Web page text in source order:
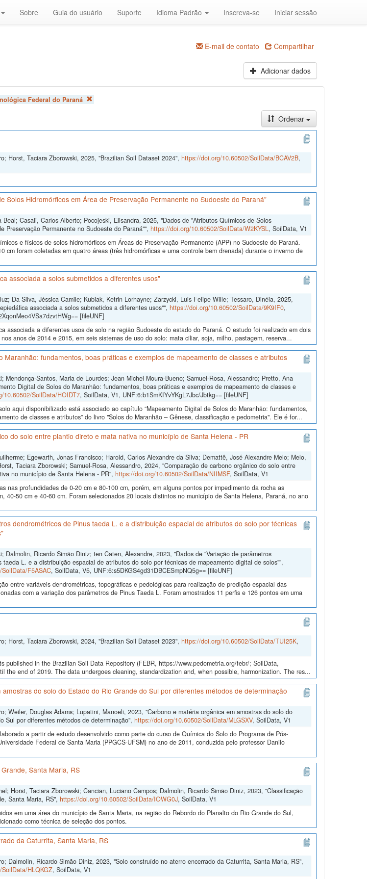
Sobre Guia do usuário Suporte Idioma Padrão Inscreva-se Iniciar sessão
E-mail de contato Compartilhar
Adicionar dados
Federal do Paraná
Ordenar
Horst, Taciara Zborowski, 2025, "Brazilian Soil Dataset 2024", https://doi.org/10.60502/SoilData/BCAV2B,
Solos Hidromórficos em Área de Preservação Permanente no Sudoeste do Paraná"
Beal; Casali, Carlos Alberto; Pocojeski, Elisandra, 2025, "Dados de "Atributos Químicos de Solos
Preservação Permanente no Sudoeste do Paraná"", https://doi.org/10.60502/SoilData/W2KYSL, SoilData, V1
e físicos de solos hidromórficos em Áreas de Preservação Permanente (APP) no Sudoeste do Paraná.
cm foram coletadas em quatro áreas (três hidromórficas e uma controle bem drenada) durante o inverno de
associada a solos submetidos a diferentes usos"
Da Silva, Jéssica Camile; Kubiak, Ketrin Lorhayne; Zarzycki, Luis Felipe Wille; Tessaro, Dinéia, 2025,
associada a solos submetidos a diferentes usos"", https://doi.org/10.60502/SoilData/9K9IF0,
[fileUNF]
associada a diferentes usos de solo na região Sudoeste do estado do Paraná. O estudo foi realizado em dois
anos de 2014 e 2015, em seis sistemas de uso do solo: mata ciliar, soja, milho, pastagem, reserva...
Maranhão: fundamentos, boas práticas e exemplos de mapeamento de classes e atributos
Mendonça-Santos, Maria de Lourdes; Jean Michel Moura-Bueno; Samuel-Rosa, Alessandro; Pretto, Ana
Digital de Solos do Maranhão: fundamentos, boas práticas e exemplos de mapeamento de classes e
10.60502/SoilData/HOIDT7, SoilData, V1, UNF:6:b1SmKIYvYKgL7Jbc/Jbtkg== [fileUNF]
aqui disponibilizado está associado ao capítulo “Mapeamento Digital de Solos do Maranhão: fundamentos,
de classes e atributos” do livro "Solos do Maranhão – Gênese, classificação e pedometria". Ele é for...
do solo entre plantio direto e mata nativa no município de Santa Helena - PR
Egewarth, Jonas Francisco; Harold, Carlos Alexandre da Silva; Demattê, José Alexandre Melo; Melo,
Taciara Zborowski; Samuel-Rosa, Alessandro, 2024, "Comparação de carbono orgânico do solo entre
no município de Santa Helena - PR", https://doi.org/10.60502/SoilData/NIIMSF, SoilData, V1
nas profundidades de 0-20 cm e 80-100 cm, porém, em alguns pontos por impedimento da rocha as
40-50 cm e 40-60 cm. Foram selecionados 20 locais distintos no município de Santa Helena, Paraná, no ano
dendrométricos de Pinus taeda L. e a distribuição espacial de atributos do solo por técnicas
Dalmolin, Ricardo Simão Diniz; ten Caten, Alexandre, 2023, "Dados de "Variação de parâmetros
taeda L. e a distribuição espacial de atributos do solo por técnicas de mapeamento digital de solos"",
F5ASAC, SoilData, V5, UNF:6:s5DKGS4gd31DBCESmpNQ5g== [fileUNF]
entre variáveis dendrométricas, topográficas e pedológicas para realização de predição espacial das
com a variação dos parâmetros de Pinus Taeda L. Foram amostrados 11 perfis e 126 pontos em uma
Horst, Taciara Zborowski, 2024, "Brazilian Soil Dataset 2023", https://doi.org/10.60502/SoilData/TUI25K,
published in the Brazilian Soil Data Repository (FEBR, https://www.pedometria.org/febr/; SoilData,
the end of 2019. The data undergoes cleaning, standardization and, when possible, harmonization. The res...
do solo do Estado do Rio Grande do Sul por diferentes métodos de determinação
Weiler, Douglas Adams; Lupatini, Manoeli, 2023, "Carbono e matéria orgânica em amostras do solo do
Sul por diferentes métodos de determinação", https://doi.org/10.60502/SoilData/MLGSXV, SoilData, V1
a partir de estudo desenvolvido como parte do curso de Química do Solo do Programa de Pós-
Federal de Santa Maria (PPGCS-UFSM) no ano de 2011, conduzida pelo professor Danilo
Santa Maria, RS
Horst, Taciara Zborowski; Cancian, Luciano Campos; Dalmolin, Ricardo Simão Diniz, 2023, "Classificação
Santa Maria, RS", https://doi.org/10.60502/SoilData/IOWG0J, SoilData, V1
em uma área do município de Santa Maria, na região do Rebordo do Planalto do Rio Grande do Sul,
como técnica de seleção dos pontos.
da Caturrita, Santa Maria, RS
Dalmolin, Ricardo Simão Diniz, 2023, "Solo construído no aterro encerrado da Caturrita, Santa Maria, RS",
HLQKGZ, SoilData, V1